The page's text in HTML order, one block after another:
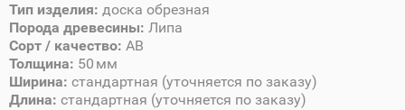
Тип изделия: доска обрезная
Порода древесины: Липа
Сорт / качество: AB
Толщина: 50 мм
Ширина: стандартная (уточняется по заказу)
Длина: стандартная (уточняется по заказу)